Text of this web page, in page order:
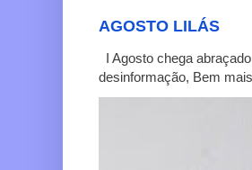
AGOSTO LILÁS
I Agosto chega
desinformação, Bem